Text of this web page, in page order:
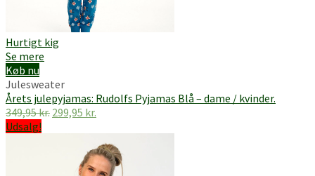
Hurtigt kig
Se mere
Køb nu
Julesweater
Årets julepyjamas: Rudolfs Pyjamas Blå – dame / kvinder.
349,95kr. Den
349,95 kr..
299,95 kr.
pris
er:
299,95 kr..
Udsalg!